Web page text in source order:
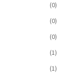
(0)
(0)
(0)
(1)
(1)